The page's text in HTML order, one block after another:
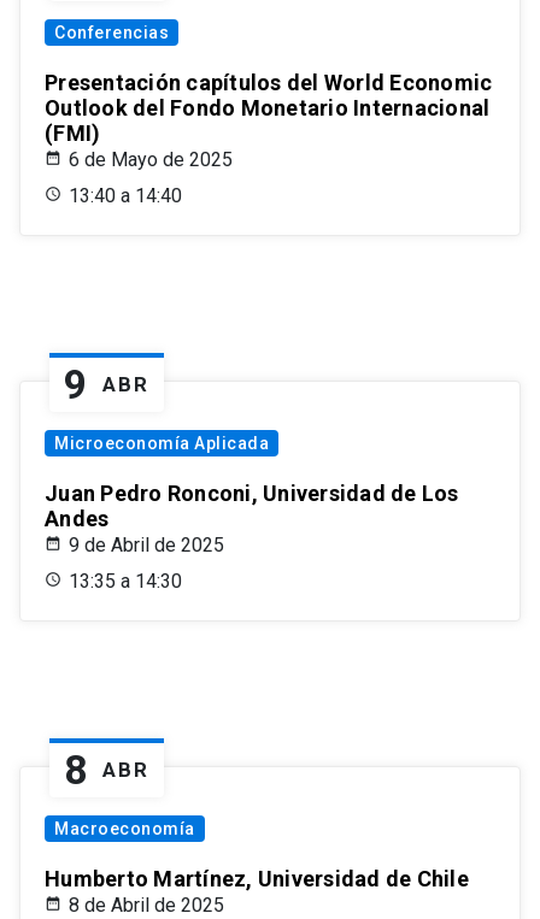
Conferencias
Presentación capítulos del World Economic
Outlook del Fondo Monetario Internacional
(FMI)
6 de Mayo de 2025
13:40 a 14:40
9 ABR
Microeconomía Aplicada
Juan Pedro Ronconi, Universidad de Los
Andes
9 de Abril de 2025
13:35 a 14:30
8 ABR
Macroeconomía
Humberto Martínez, Universidad de Chile
8 de Abril de 2025